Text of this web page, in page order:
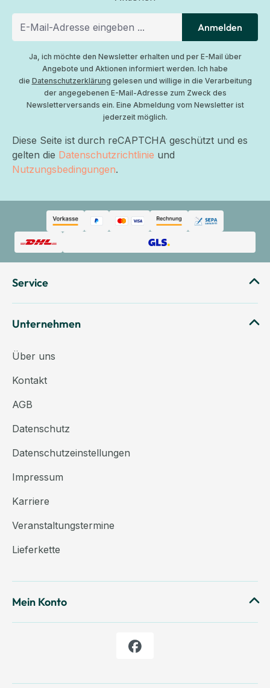
Anmelden
Ja, ich möchte den Newsletter erhalten und per E-Mail über
Angebote und Aktionen informiert werden. Ich habe
die Datenschutzerklärung gelesen und willige in die Verarbeitung
der angegebenen E-Mail-Adresse zum Zweck des
Newsletterversands ein. Eine Abmeldung vom Newsletter ist
jederzeit möglich.
Diese Seite ist durch reCAPTCHA geschützt und es
gelten die Datenschutzrichtlinie und
Nutzungsbedingungen.
Service
Unternehmen
Über uns
Kontakt
AGB
Datenschutz
Datenschutzeinstellungen
Impressum
Karriere
Veranstaltungstermine
Lieferkette
Mein Konto